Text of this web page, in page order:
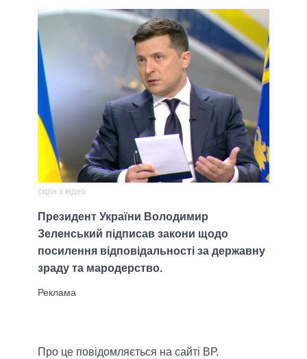
скрін з відео
Президент України Володимир
Зеленський підписав закони щодо
посилення відповідальності за державну
зраду та мародерство.
Про це повідомляється на сайті ВР.